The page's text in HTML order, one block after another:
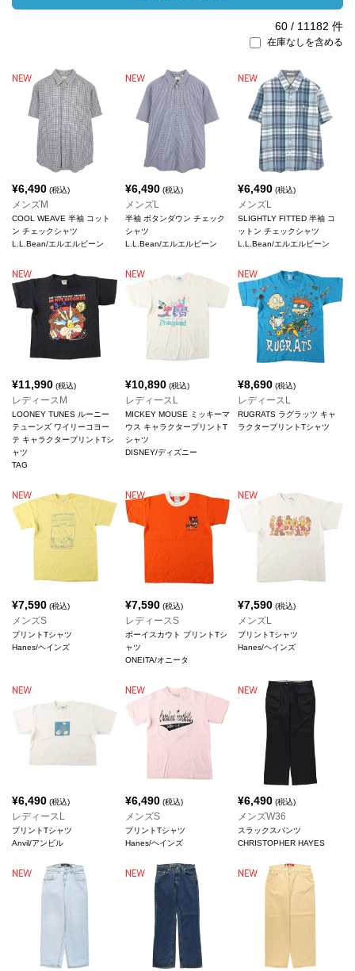
60 / 11182 件
在庫なしを含める
¥6,490 (税込)
メンズM
COOL WEAVE 半袖 コット
ン チェックシャツ
L.L.Bean/エルエルビーン
¥6,490(税込)
メンズL
半袖 ボタンダウン チェック
シャツ
L.L.Bean/エルエルビーン
¥6,490 (税込)
メンズL
SLIGHTLY FITTED 半袖 コ
ットン チェックシャツ
L.L.Bean/エルエルビーン
¥11,990 (税込)
レディースM
LOONEY TUNES ルーニー
テューンズ ワイリーコヨー
テ キャラクタープリントTシ
ャツ
TAG
¥10,890(税込)
レディースL
MICKEY MOUSE ミッキーマ
ウス キャラクタープリントT
シャツ
DISNEY/ディズニー
¥8,690 (税込)
レディースL
RUGRATS ラグラッツ キャ
ラクタープリントTシャツ
¥7,590 (税込)
メンズS
プリントTシャツ
Hanes/ヘインズ
¥7,590(税込)
レディースS
ボーイスカウト プリントTシ
ャツ
ONEITA/オニータ
¥7,590 (税込)
メンズL
プリントTシャツ
Hanes/ヘインズ
¥6,490 (税込)
レディースL
プリントTシャツ
Anvil/アンビル
¥6,490(税込)
メンズS
プリントTシャツ
Hanes/ヘインズ
¥6,490 (税込)
メンズW36
スラックスパンツ
CHRISTOPHER HAYES